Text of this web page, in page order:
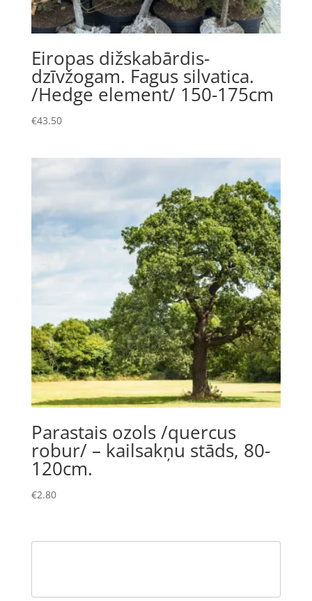
Eiropas dižskabārdis-
dzīvžogam. Fagus silvatica.
/Hedge element/ 150-175cm
€43.50
Parastais ozols /quercus
robur/ – kailsakņu stāds, 80-
120cm.
€2.80